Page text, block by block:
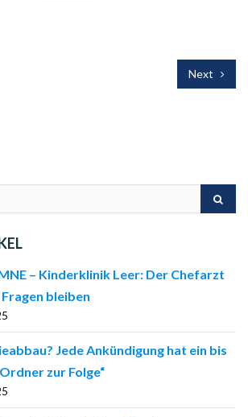
Next
– Kinderklinik Leer: Der Chefarzt
bleiben
Jede Ankündigung hat ein bis
zur Folge“